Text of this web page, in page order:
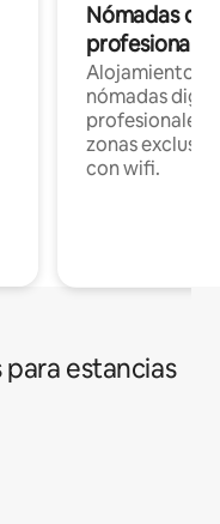
Nómadas
Alojamientos
nómadas
profesionales
zonas
con wifi.
estancias